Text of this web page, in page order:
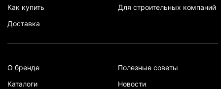
Как купить
Доставка
Для строительных компаний
О бренде
Каталоги
Полезные советы
Новости